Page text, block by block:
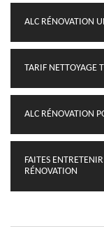
ALC RÉNOVATION
TARIF NETTOYAGE
ALC RÉNOVATION
FAITES
RÉNOVATION